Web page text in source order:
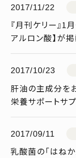
2017/11/22
『月刊ケリー』1
アルロン酸】が
2017/10/23
肝油の主成分を
栄養サポートサ
2017/09/11
乳酸菌の「はね